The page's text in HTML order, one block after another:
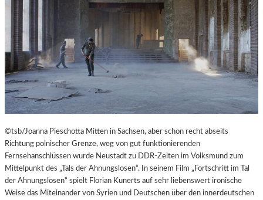
©tsb/Joanna Pieschotta Mitten in Sachsen, aber schon recht abseits
Richtung polnischer Grenze, weg von gut funktionierenden
Fernsehanschlüssen wurde Neustadt zu DDR-Zeiten im Volksmund zum
Mittelpunkt des „Tals der Ahnungslosen“. In seinem Film „Fortschritt im Tal
der Ahnungslosen“ spielt Florian Kunerts auf sehr liebenswert ironische
Weise das Miteinander von Syrien und Deutschen über den innerdeutschen